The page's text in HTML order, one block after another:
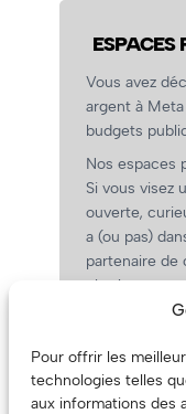
Pour offrir les
technologies telles
aux informations des
ESPACES
Vous avez
argent à
budgets
Nos espaces
Si vous visez
ouverte,
a (ou pas)
partenaire de
cher!
On prépare
(Oui, on va
vous, les